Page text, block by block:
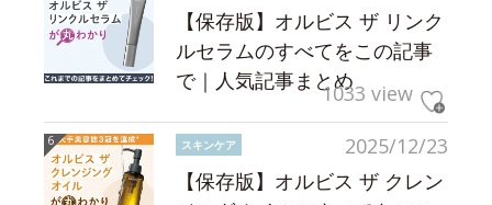
【保存版】オルビス ザ リンク
ルセラムのすべてをこの記事
で｜人気記事まとめ1033 view
2025/12/23
スキンケア
【保存版】オルビス ザ クレン